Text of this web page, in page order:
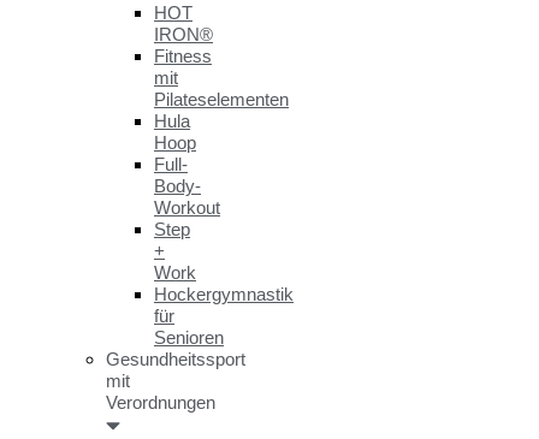
HOT
IRON®
Fitness
mit
Pilateselementen
Hula
Hoop
Full-
Body-
Workout
Step
+
Work
Hockergymnastik
für
Senioren
Gesundheitssport
mit
Verordnungen